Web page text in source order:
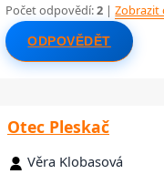
Počet odpovědí:2 |Zobrazit
ODPOVĚDĚT
Otec Pleskač
Věra Klobasová